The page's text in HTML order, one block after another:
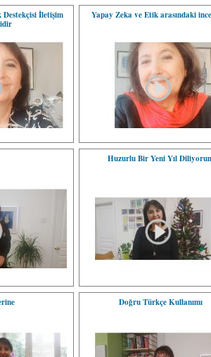
İletişim
Yapay Zeka ve Etik arasındaki
Huzurlu Bir Yeni Yıl
Doğru Türkçe Kullanımı